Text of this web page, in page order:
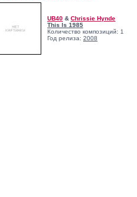
UB40 & Chrissie Hynde
This Is 1985
Количество композиций: 1
Год релиза: 2008